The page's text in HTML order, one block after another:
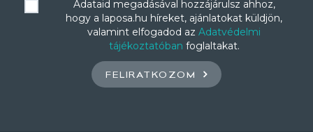
Adataid megadásával hozzájárulsz ahhoz,
hogy a laposa.hu híreket, ajánlatokat küldjön,
valamint elfogadod az Adatvédelmi
tájékoztatóban foglaltakat.
FELIRATKOZOM